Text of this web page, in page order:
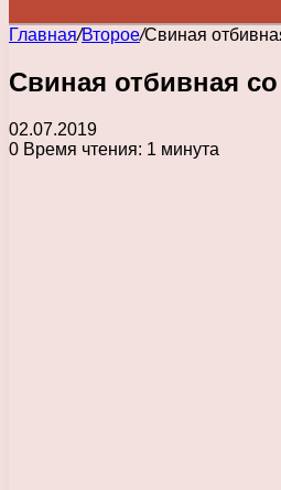
Главная/Второе/Свиная
Свиная отбивная
02.07.2019
0 Время чтения: 1 минута